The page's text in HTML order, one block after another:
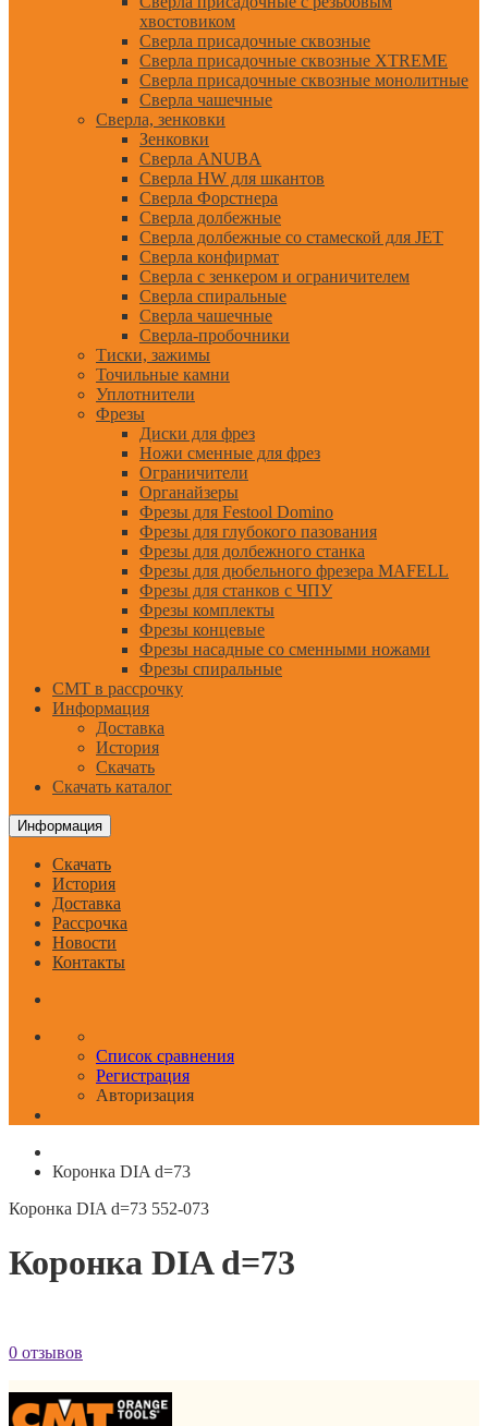
хвостовиком
Сверла присадочные сквозные
Сверла присадочные сквозные XTREME
Сверла присадочные сквозные монолитные
Сверла чашечные
Сверла, зенковки
Зенковки
Сверла ANUBA
Сверла HW для шкантов
Сверла Форстнера
Сверла долбежные
Сверла долбежные со стамеской для JET
Сверла конфирмат
Сверла с зенкером и ограничителем
Сверла спиральные
Сверла чашечные
Сверла-пробочники
Тиски, зажимы
Точильные камни
Уплотнители
Фрезы
Диски для фрез
Ножи сменные для фрез
Ограничители
Органайзеры
Фрезы для Festool Domino
Фрезы для глубокого пазования
Фрезы для долбежного станка
Фрезы для дюбельного фрезера MAFELL
Фрезы для станков с ЧПУ
Фрезы комплекты
Фрезы концевые
Фрезы насадные со сменными ножами
Фрезы спиральные
CMT в рассрочку
Информация
Доставка
История
Скачать
Скачать каталог
Информация
Скачать
История
Доставка
Рассрочка
Новости
Контакты
Список сравнения
Регистрация
Авторизация
Коронка DIA d=73
Коронка DIA d=73 552-073
Коронка DIA d=73
0 отзывов